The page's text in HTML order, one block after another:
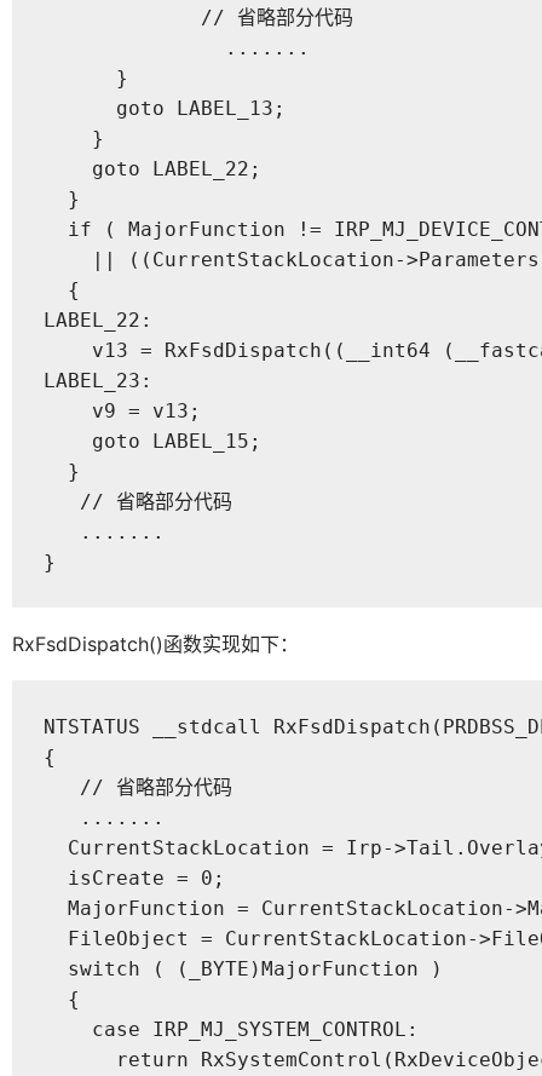
             // 省略部分代码
               .......
      }
      goto LABEL_13;
    }
    goto LABEL_22;
  }
if ( MajorFunction !=
|| ((CurrentStackLocation-
  {
LABEL_22:
v13 = RxFsdDispatch((__int64
LABEL_23:
    v9 = v13;
    goto LABEL_15;
  }
   // 省略部分代码
   .......
}
RxFsdDispatch()函数实现如下：
NTSTATUS __stdcall
{
   // 省略部分代码
   .......
CurrentStackLocation = Irp-
  isCreate = 0;
MajorFunction = CurrentStackLocation-
FileObject = CurrentStackLocation-
  switch ( (_BYTE)MajorFunction )
  {
    case IRP_MJ_SYSTEM_CONTROL:
return